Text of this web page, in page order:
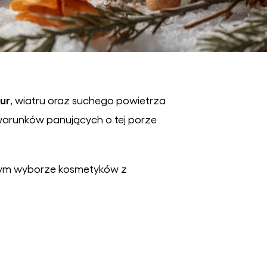
z
ślimaka
z
, wiatru oraz suchego powietrza
panujących o tej porze
wyborze kosmetyków z